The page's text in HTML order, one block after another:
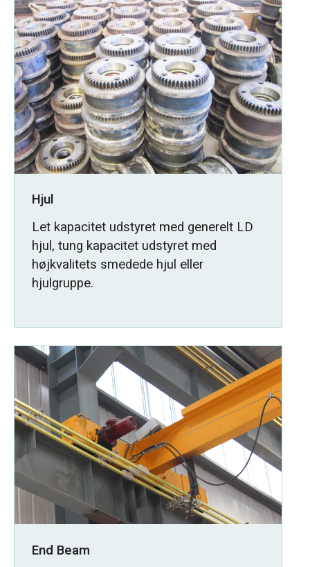
Hjul
Let kapacitet udstyret med generelt LD
hjul, tung kapacitet udstyret med
højkvalitets smedede hjul eller
hjulgruppe.
End Beam